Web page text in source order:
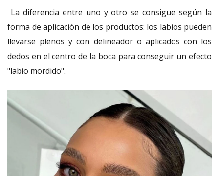
La diferencia entre uno y otro se consigue según la
forma de aplicación de los productos: los labios pueden
llevarse plenos y con delineador o aplicados con los
dedos en el centro de la boca para conseguir un efecto
"labio mordido".